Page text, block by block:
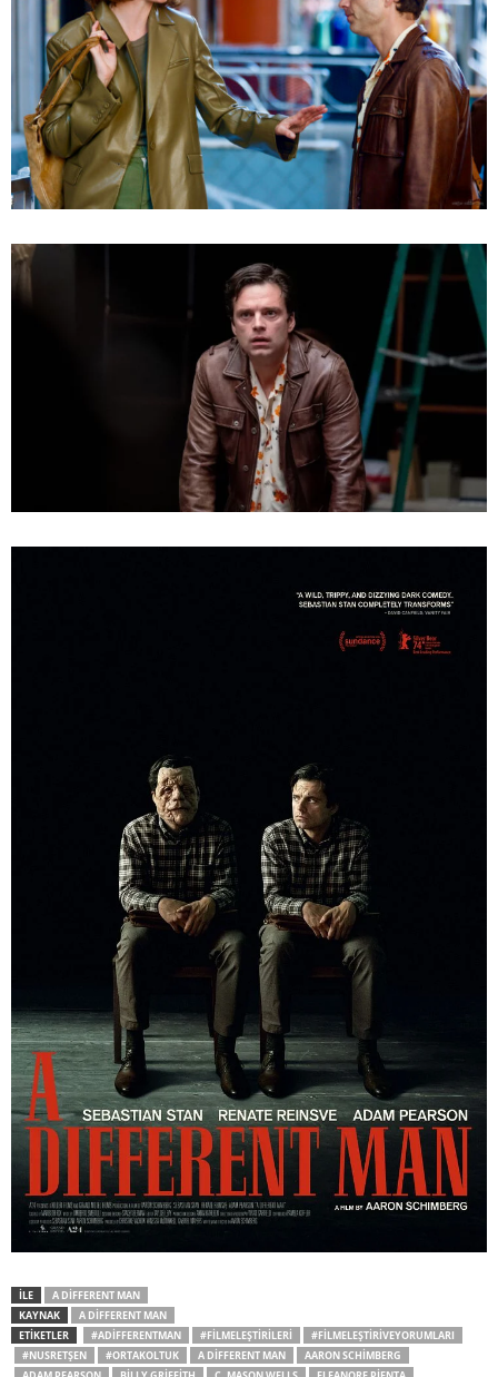
İLE
A DIFFERENT MAN
KAYNAK
A DIFFERENT MAN
ETİKETLER
#ADIFFERENTMAN #FILMELEŞTIRILERI
#FILMELEŞTIRIVEYORUMLARI
#NUSRETŞEN
#ORTAKOLTUK A DIFFERENT MAN
AARON SCHIMBERG